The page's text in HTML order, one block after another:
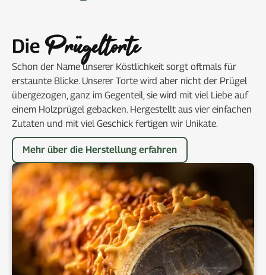
DiePrügeltorte
Schon der Name unserer Köstlichkeit sorgt oftmals für
erstaunte Blicke. Unserer Torte wird aber nicht der Prügel
übergezogen, ganz im Gegenteil, sie wird mit viel Liebe auf
einem Holzprügel gebacken. Hergestellt aus vier einfachen
Zutaten und mit viel Geschick fertigen wir Unikate.
Mehr über die Herstellung erfahren